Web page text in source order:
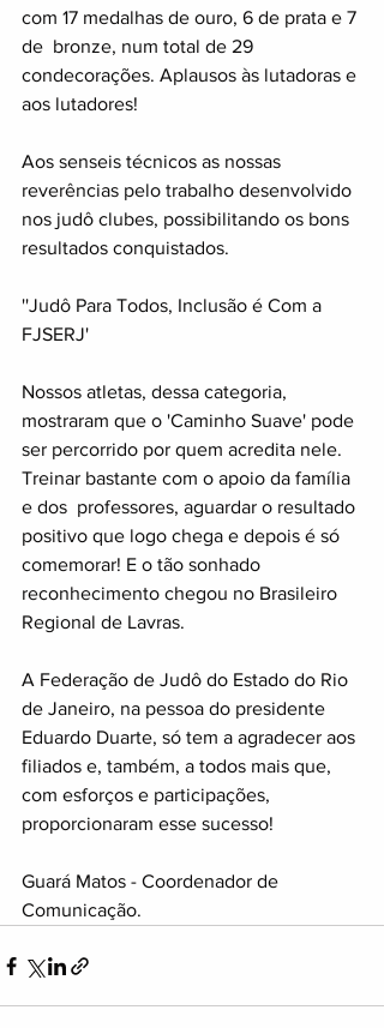
com 17 medalhas de ouro, 6 de prata e 7
de  bronze, num total de 29
condecorações. Aplausos às lutadoras e
aos lutadores!
Aos senseis técnicos as nossas
reverências pelo trabalho desenvolvido
nos judô clubes, possibilitando os bons
resultados conquistados.
''Judô Para Todos, Inclusão é Com a
FJSERJ'
Nossos atletas, dessa categoria,
mostraram que o 'Caminho Suave' pode
ser percorrido por quem acredita nele.
Treinar bastante com o apoio da família
e dos  professores, aguardar o resultado
positivo que logo chega e depois é só
comemorar! E o tão sonhado
reconhecimento chegou no Brasileiro
Regional de Lavras.
A Federação de Judô do Estado do Rio
de Janeiro, na pessoa do presidente
Eduardo Duarte, só tem a agradecer aos
filiados e, também, a todos mais que,
com esforços e participações,
proporcionaram esse sucesso!
Guará Matos - Coordenador de
Comunicação.